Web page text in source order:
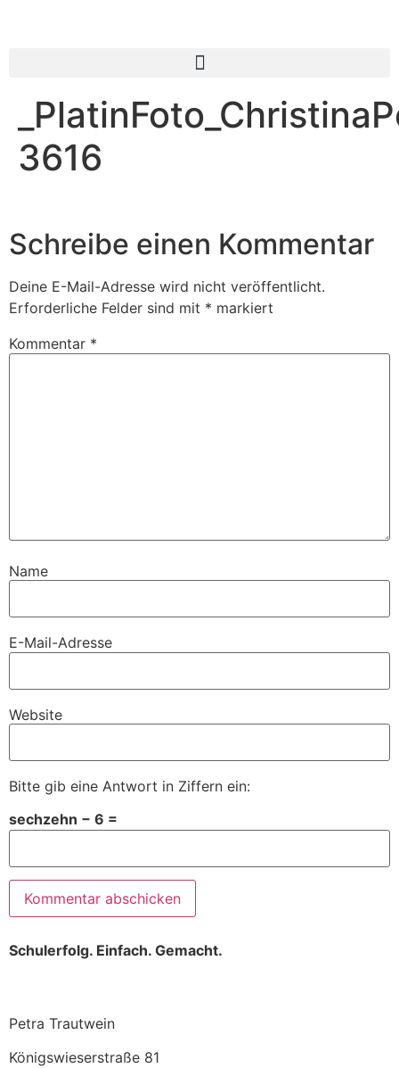
3616
Schreibe einen Kommentar
Deine E-Mail-Adresse wird nicht veröffentlicht.
Erforderliche Felder sind mit * markiert
Kommentar *
Name
E-Mail-Adresse
Website
Bitte gib eine Antwort in Ziffern ein:
sechzehn − 6 =
Schulerfolg. Einfach. Gemacht.
Petra Trautwein
Königswieserstraße 81